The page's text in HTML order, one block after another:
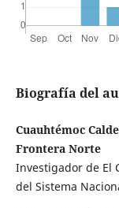
Biografía del
Cuauhtémoc
Frontera Norte
Investigador de El
del Sistema